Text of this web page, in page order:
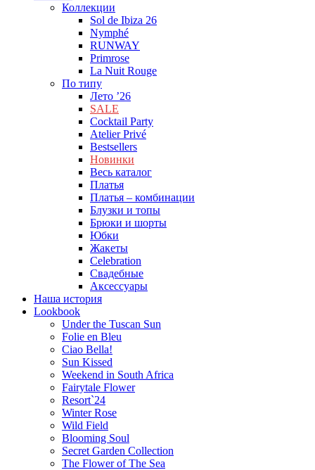
Коллекции
Sol de Ibiza 26
Nymphé
RUNWAY
Primrose
La Nuit Rouge
По типу
Лето ’26
SALE
Cocktail Party
Atelier Privé
Bestsellers
Новинки
Весь каталог
Платья
Платья – комбинации
Блузки и топы
Брюки и шорты
Юбки
Жакеты
Celebration
Cвадебные
Аксессуары
Наша история
Lookbook
Under the Tuscan Sun
Folie en Bleu
Ciao Bella!
Sun Kissed
Weekend in South Africa
Fairytale Flower
Resort`24
Winter Rose
Wild Field
Blooming Soul
Secret Garden Collection
The Flower of The Sea